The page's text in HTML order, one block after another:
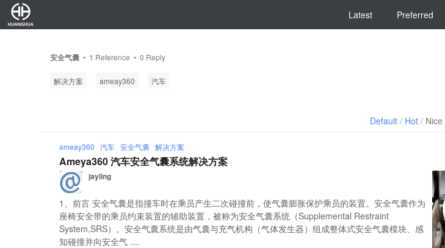
Latest Preferred
安全气囊 • 1 Reference •0 Reply
解决方案 ameay360 汽车
Default / Hot / Nice
ameay360 汽车 安全气囊 解决方案
Ameya360 汽车安全气囊系统解决方案
jayling
1、前言 安全气囊是指撞车时在乘员产生二次碰撞前，使气囊膨胀保护乘员的装置。安全气囊作为
座椅安全带的乘员约束装置的辅助装置，被称为安全气囊系统（Supplemental Restraint
System,SRS）。安全气囊系统是由气囊与充气机构（气体发生器）组成整体式安全气囊模块、感
知碰撞并向安全气 ....